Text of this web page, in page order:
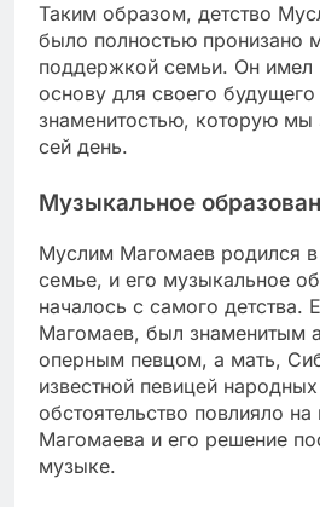
Таким образом, детство
было полностью пронизано
поддержкой семьи. Он имел
основу для своего будущего
знаменитостью, которую
сей день.
Музыкальное
Муслим Магомаев родился
семье, и его музыкальное
началось с самого детства.
Магомаев, был знаменитым
оперным певцом, а мать,
известной певицей
обстоятельство повлияло
Магомаева и его решение
музыке.